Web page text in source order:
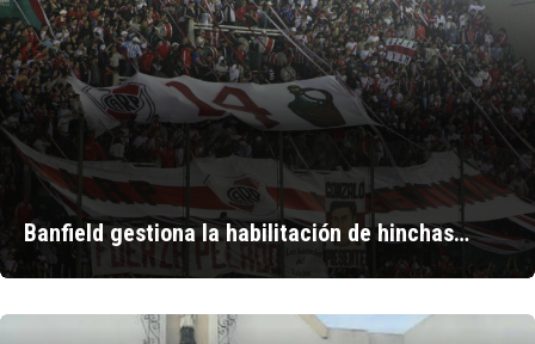
Banfield gestiona la habilitación de hinchas…